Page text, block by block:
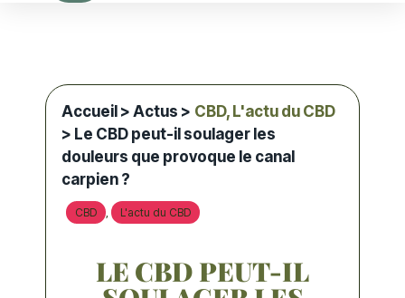
Accueil >Actus > CBD, L'actu du CBD
> Le CBD peut-il soulager les
douleurs que provoque le canal
carpien ?
CBD , L'actu du CBD
LE CBD PEUT-IL